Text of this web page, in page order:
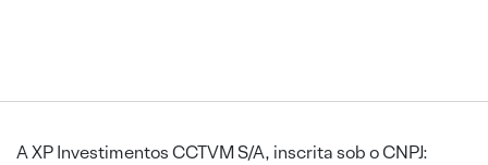
A XP Investimentos CCTVM S/A, inscrita sob o CNPJ: